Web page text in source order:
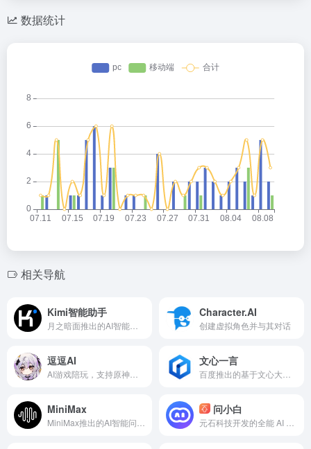
数据统计
相关导航
Kimi智能助手 Character.AI
创建虚拟角色并与其对话
逗逗AI 文心一言
MiniMax 问小白